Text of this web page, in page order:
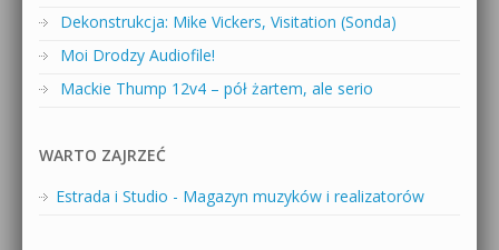
Dekonstrukcja: Mike Vickers, Visitation (Sonda)
Moi Drodzy Audiofile!
Mackie Thump 12v4 – pół żartem, ale serio
WARTO ZAJRZEĆ
Estrada i Studio - Magazyn muzyków i realizatorów